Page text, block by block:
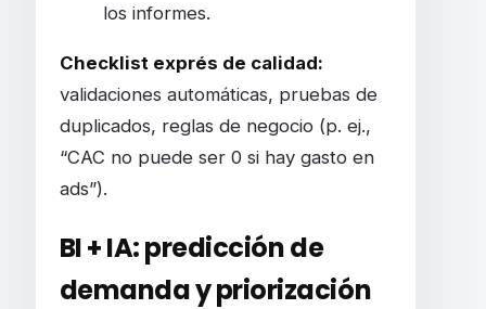
los informes.
Checklist exprés de calidad:
validaciones automáticas, pruebas de
duplicados, reglas de negocio (p. ej.,
“CAC no puede ser 0 si hay gasto en
ads”).
BI + IA: predicción de
demanda y priorización